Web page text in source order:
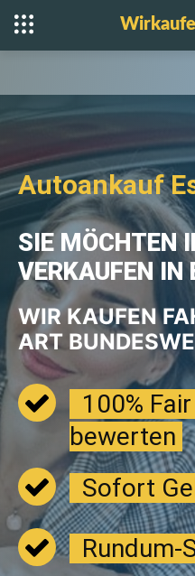
Autoankauf
SIE MÖCHTEN
VERKAUFEN IN
WIR KAUFEN
ART
100%
bewerten
Sofort
Rundum-